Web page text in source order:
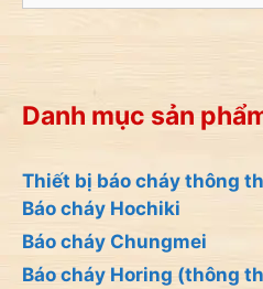
cho:
Danh mục sản
Thiết bị báo cháy thông
Báo cháy Hochiki
Báo cháy Chungmei
Báo cháy Horing (thông